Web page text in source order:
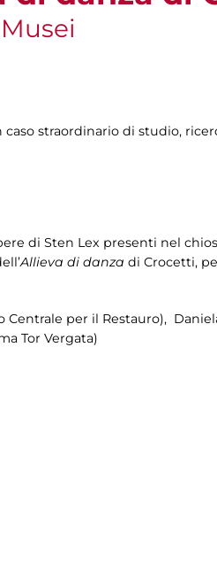
straordinario di studio,
di Sten Lex presenti nel
Allieva di danza di Crocetti,
Centrale per il Restauro),
Tor Vergata)